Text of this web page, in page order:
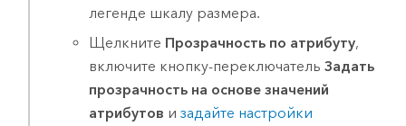
легенде шкалу размера.
Щелкните Прозрачность по атрибуту,
включите кнопку-переключательЗадать
прозрачность на основе значений
атрибутов изадайте настройки